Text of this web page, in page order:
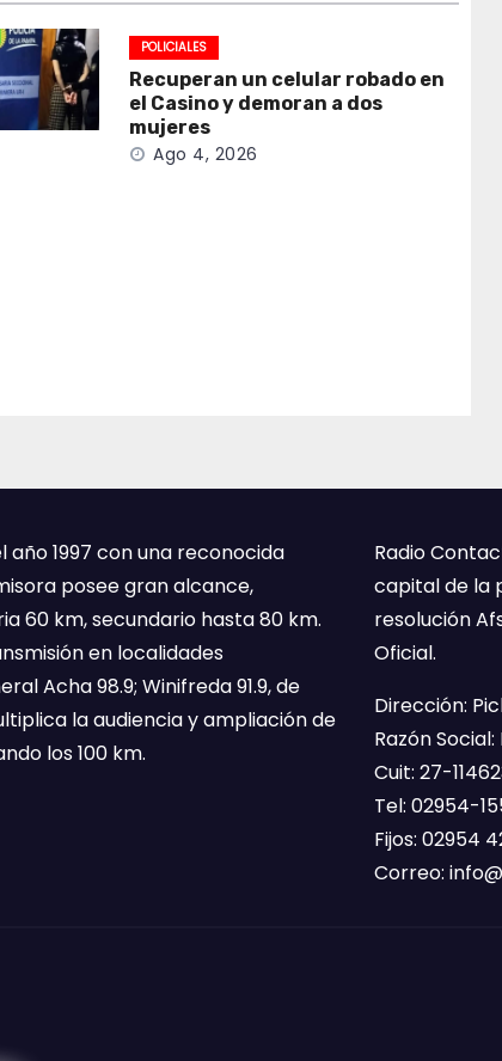
POLICIALES
Recuperan un celular robado en
el Casino y demoran a dos
mujeres
Ago 4, 2026
año 1997 con una reconocida
posee gran alcance,
60 km, secundario hasta 80 km.
en localidades
Acha 98.9; Winifreda 91.9, de
la audiencia y ampliación de
los 100 km.
Radio
capital de la
resolución
Oficial.
Dirección:
Razón
Cuit: 27-
Tel: 02954-
Fijos: 02954
Correo: